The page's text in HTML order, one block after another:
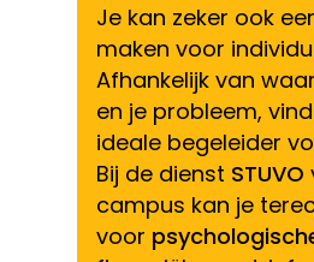
Je kan zeker ook
maken voor
Afhankelijk van
en je probleem,
ideale begeleider
Bij de dienst STUVO
campus kan je
voor